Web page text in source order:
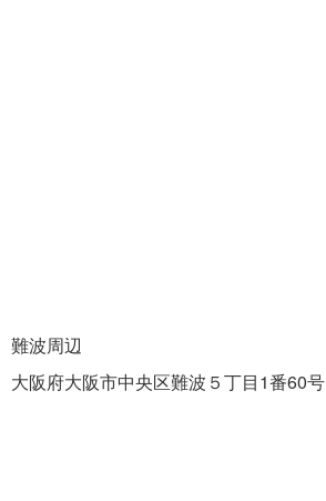
難波周辺
大阪府大阪市中央区難波５丁目1番60号